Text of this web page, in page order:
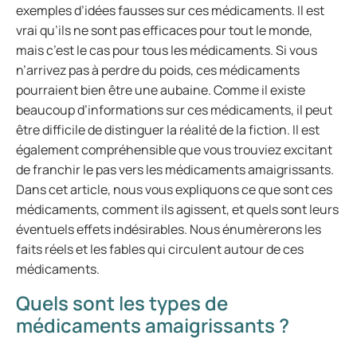
exemples d’idées fausses sur ces médicaments. Il est
vrai qu’ils ne sont pas efficaces pour tout le monde,
mais c’est le cas pour tous les médicaments. Si vous
n’arrivez pas à perdre du poids, ces médicaments
pourraient bien être une aubaine. Comme il existe
beaucoup d’informations sur ces médicaments, il peut
être difficile de distinguer la réalité de la fiction. Il est
également compréhensible que vous trouviez excitant
de franchir le pas vers les médicaments amaigrissants.
Dans cet article, nous vous expliquons ce que sont ces
médicaments, comment ils agissent, et quels sont leurs
éventuels effets indésirables. Nous énumèrerons les
faits réels et les fables qui circulent autour de ces
médicaments.
Quels sont les types de
médicaments amaigrissants ?